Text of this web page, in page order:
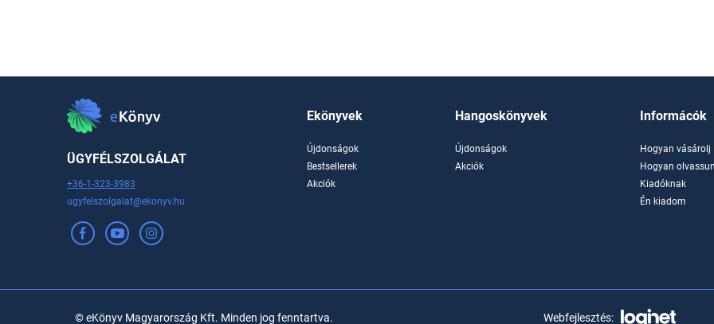
ÜGYFÉLSZOLGÁLAT
+36-1-323-3983
ugyfelszolgalat@ekonyv.hu
Ekönyvek
Újdonságok
Bestsellerek
Akciók
Hangoskönyvek
Újdonságok
Akciók
Informácók
Hogyan vásárolj
Hogyan
Kiadóknak
Én kiadom
© eKönyv Magyarország Kft. Minden jog fenntartva. Webfejlesztés: